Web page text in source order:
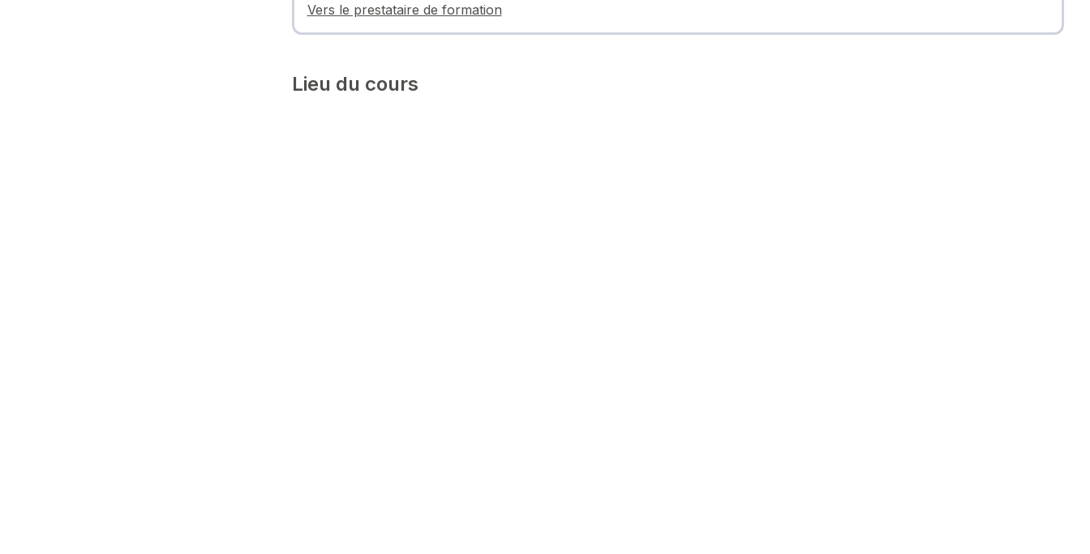
Vers le prestataire de formation
Lieu du cours